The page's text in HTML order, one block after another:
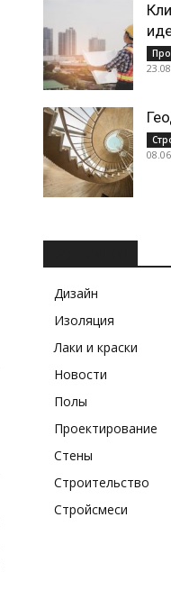
Дизайн
Изоляция
Лаки и краски
Новости
Полы
Проектирование
Стены
Строительство
Стройсмеси